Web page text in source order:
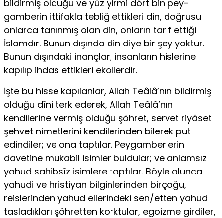
bildirmiş olduğu ve yüz yirmi dört bin pey­
gamberin ittifakla tebliğ ettikleri din, doğrusu
onlarca tanınmış olan din, onların tarif ettiği
İslamdır. Bunun dışında din diye bir şey yoktur.
Bunun dışındaki inançlar, insanların hislerine
kapılıp ihdas ettikleri ekollerdir.
İşte bu hisse kapılanlar, Allah Teâlâ’nın bildirmiş
olduğu dîni terk ederek, Allah Teâlâ’nın
kendilerine vermiş olduğu şöhret, servet riyâset
şehvet nimetlerini kendilerinden bilerek put
edindiler; ve ona taptılar. Peygamberlerin
davetine mukabil isimler buldular; ve anlamsız
yahud sahibsîz isimlere taptılar. Böyle olunca
yahudi ve hristiyan bilginlerinden birçoğu,
reislerinden yahud ellerindeki sen/etten yahud
tasladıkları şöh­retten korktular, egoizme girdiler,